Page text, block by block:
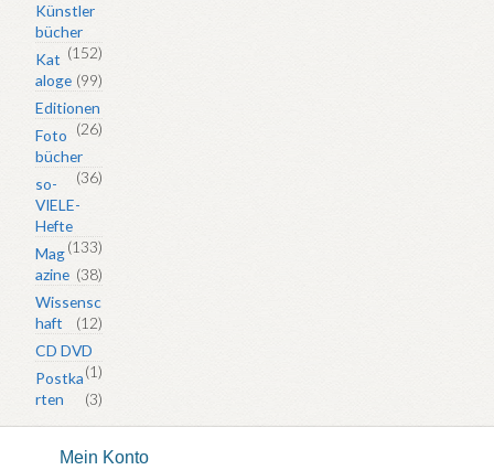
Künstler
bücher
(152)
Kat
aloge (99)
Editionen
(26)
Foto
bücher
(36)
so-
VIELE-
Hefte
(133)
Mag
azine (38)
Wissensc
haft
(12)
CD DVD
(1)
Postka
rten
(3)
Mein Konto